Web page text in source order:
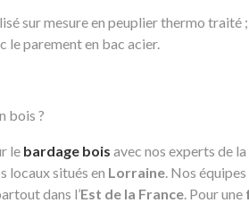
sur mesure en peuplier thermo
le parement en bac acier.
bois ?
le bardage bois avec nos experts de la
locaux situés en Lorraine. Nos
dans l’Est de la France. Pour une